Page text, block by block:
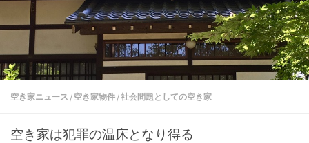
空き家ニュース / 空き家物件 /社会問題としての空き家
空き家は犯罪の温床となり得る